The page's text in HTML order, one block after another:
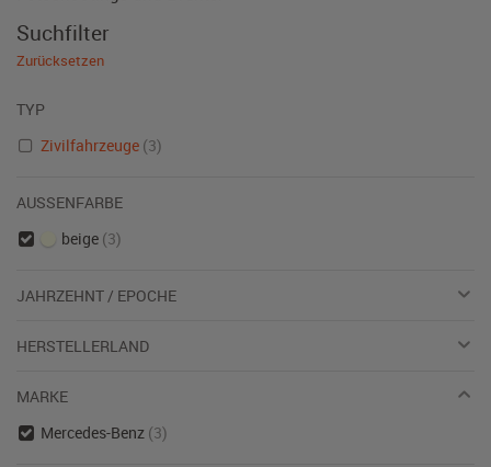
Suchfilter
Zurücksetzen
TYP
Zivilfahrzeuge (3)
AUSSENFARBE
beige (3)
JAHRZEHNT / EPOCHE
HERSTELLERLAND
MARKE
Mercedes-Benz (3)